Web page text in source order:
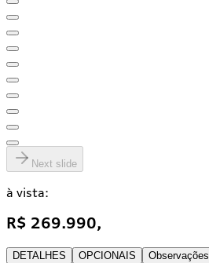
Next slide
à vista:
R$ 269.990,
DETALHES OPCIONAIS Observações